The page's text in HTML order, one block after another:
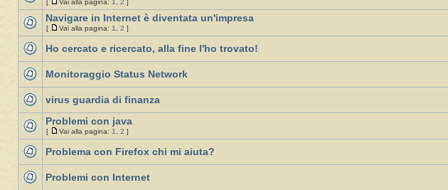
Vai alla pagina: 1, 2
Navigare in Internet è diventata un'impresa
[ Vai alla pagina: 1, 2 ]
Ho cercato e ricercato, alla fine l'ho trovato!
Monitoraggio Status Network
virus guardia di finanza
Problemi con java
[ Vai alla pagina: 1, 2 ]
Problema con Firefox chi mi aiuta?
Problemi con Internet